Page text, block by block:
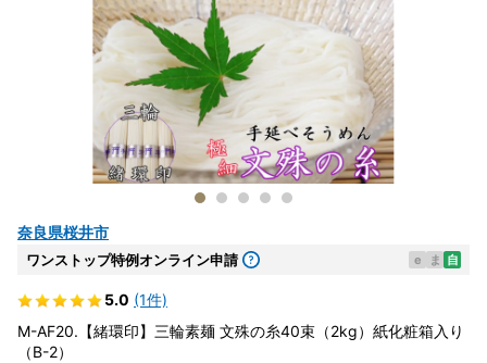
奈良県桜井市
ワンストップ特例オンライン申請 e ま 自
5.0 (1件)
M-AF20.【緒環印】三輪素麺 文殊の糸40束（2kg）紙化粧箱入り
（B-2）